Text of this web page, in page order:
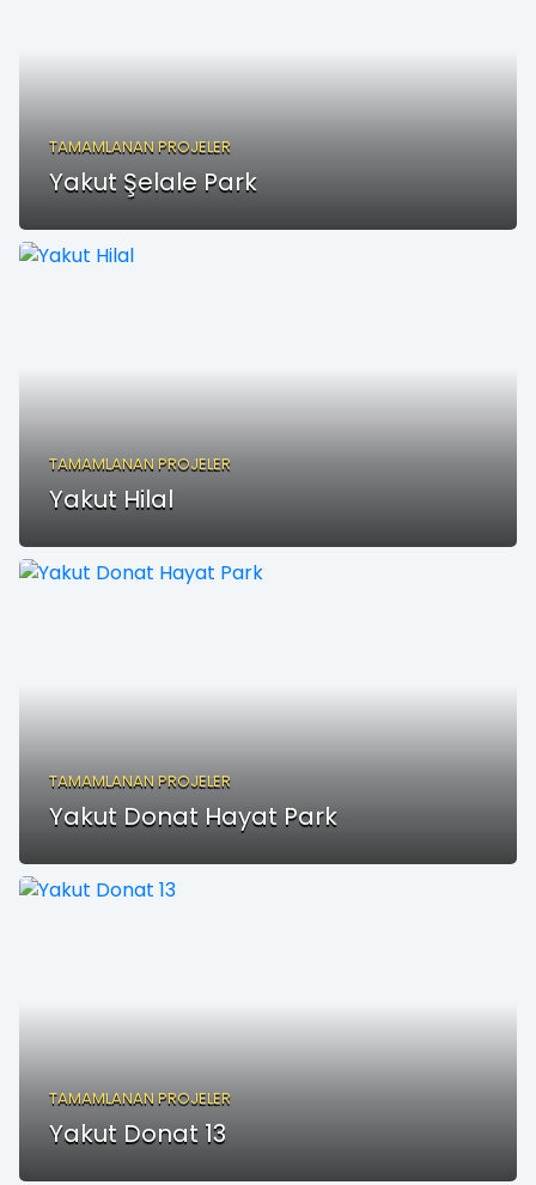
TAMAMLANAN PROJELER
Yakut Şelale Park
TAMAMLANAN PROJELER
Yakut Hilal
TAMAMLANAN PROJELER
Yakut Donat Hayat Park
TAMAMLANAN PROJELER
Yakut Donat 13